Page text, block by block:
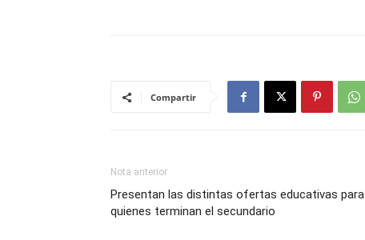
Compartir
Nota anterior
Presentan las distintas ofertas educativas para
quienes terminan el secundario